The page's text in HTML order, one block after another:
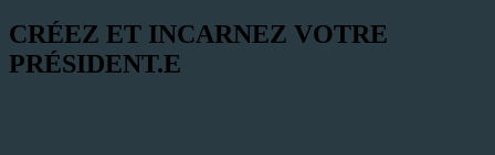
CRÉEZ ET INCARNEZ VOTRE
PRÉSIDENT.E